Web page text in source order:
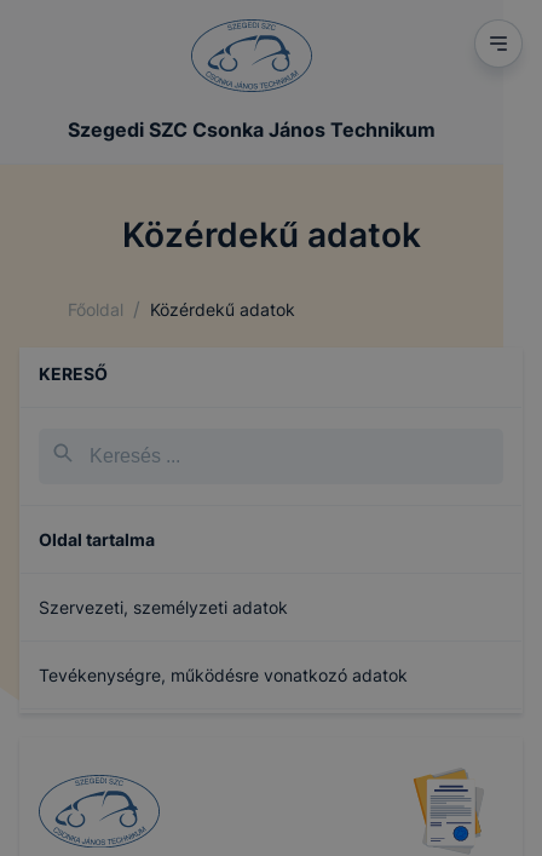
Szegedi SZC Csonka János Technikum
Közérdekű adatok
Főoldal / Közérdekű adatok
KERESŐ
Oldal tartalma
Szervezeti, személyzeti adatok
Tevékenységre, működésre vonatkozó adatok
MUNKATERV